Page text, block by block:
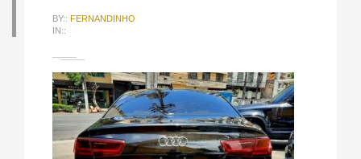
BY:: FERNANDINHO
IN::